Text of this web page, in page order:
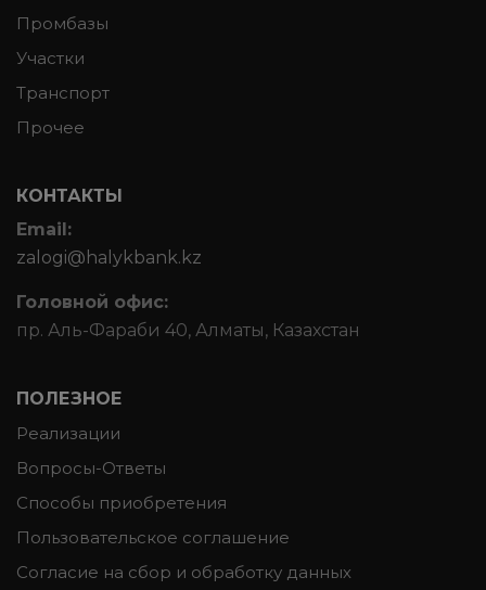
Промбазы
Участки
Транспорт
Прочее
КОНТАКТЫ
Email:
zalogi@halykbank.kz
Головной офис:
пр. Аль-Фараби 40, Алматы, Казахстан
ПОЛЕЗНОЕ
Реализации
Вопросы-Ответы
Способы приобретения
Пользовательское соглашение
Согласие на сбор и обработку данных